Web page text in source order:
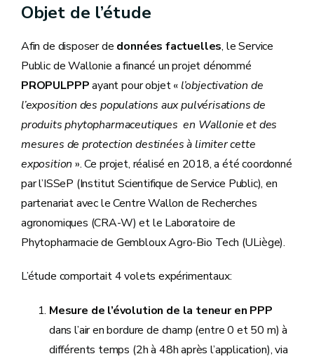
Objet de l’étude
Afin de disposer de données factuelles, le Service
Public de Wallonie a financé un projet dénommé
PROPULPPPayant pour objet « l’objectivation de
l’exposition des populations aux pulvérisations de
produits phytopharmaceutiques en Wallonie et des
mesures de protection destinées à limiter cette
exposition». Ce projet, réalisé en 2018, a été coordonné
par l’ISSeP (Institut Scientifique de Service Public), en
partenariat avec le Centre Wallon de Recherches
agronomiques (CRA-W) et le Laboratoire de
Phytopharmacie de Gembloux Agro-Bio Tech (ULiège).
L’étude comportait 4 volets expérimentaux:
Mesure de l’évolution de la teneur en PPP
dans l’air en bordure de champ (entre 0 et 50 m) à
différents temps (2h à 48h après l’application), via